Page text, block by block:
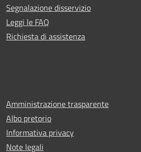
Segnalazione disservizio
Leggi le FAQ
Richiesta di assistenza
Amministrazione trasparente
Albo pretorio
Informativa privacy
Note legali